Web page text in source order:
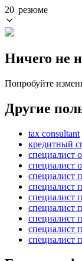
20 резюме
Ничего не
Попробуйте
Другие
tax consultant
кредитный
специалист
специалист
специалист
специалист
специалист
специалист
специалист
специалист
специалист